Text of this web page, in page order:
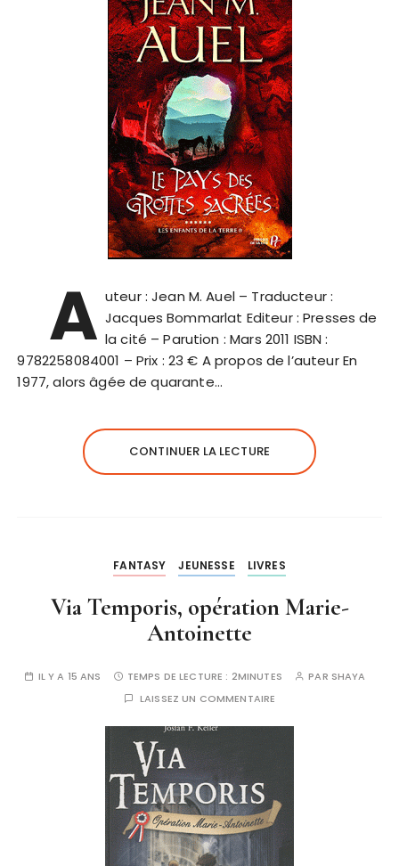
A uteur : Jean M. Auel – Traducteur :
Jacques Bommarlat Editeur : Presses de
la cité – Parution : Mars 2011 ISBN :
9782258084001 – Prix : 23 € A propos de l’auteur En
1977, alors âgée de quarante…
CONTINUER LA LECTURE
FANTASY JEUNESSE LIVRES
Via Temporis, opération Marie-
Antoinette
IL Y A 15 ANS TEMPS DE LECTURE : 2MINUTES PAR SHAYA
LAISSEZ UN COMMENTAIRE